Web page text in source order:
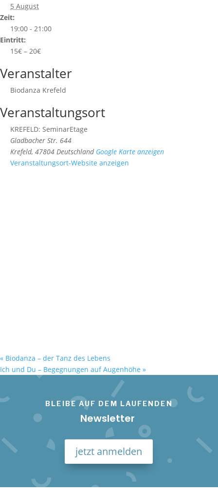
5 August
Zeit:
19:00 - 21:00
Eintritt:
15€ – 20€
Veranstalter
Biodanza Krefeld
Veranstaltungsort
KREFELD: SeminarEtage
Gladbacher Str. 644
Krefeld, 47804 Deutschland Google Karte anzeigen
Veranstaltungsort-Website anzeigen
« Biodanza – der Tanz des Lebens
Ich und Du – Begegnungen auf Augenhöhe »
BLEIBE AUF DEM LAUFENDEN
Newsletter
jetzt anmelden